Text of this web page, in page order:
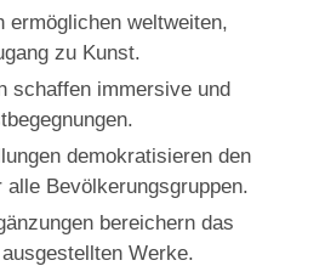
ermöglichen weltweiten,
zu Kunst.
schaffen immersive und
demokratisieren den
alle Bevölkerungsgruppen.
bereichern das
Werke.